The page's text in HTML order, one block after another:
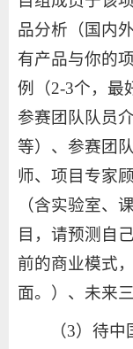
品分析（国内
有产品与你的
例（2-3个，最
参赛团队队员
等）、参赛团
师、项目专家
（含实验室、
目，请预测自
前的商业模式
面。）、未来
（3）待